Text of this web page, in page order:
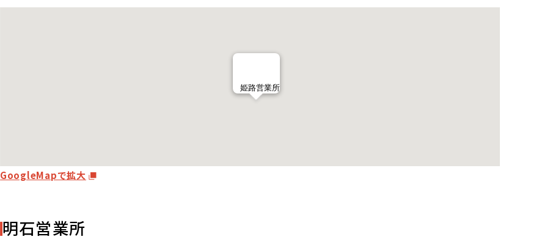
GoogleMapで拡大
明石営業所